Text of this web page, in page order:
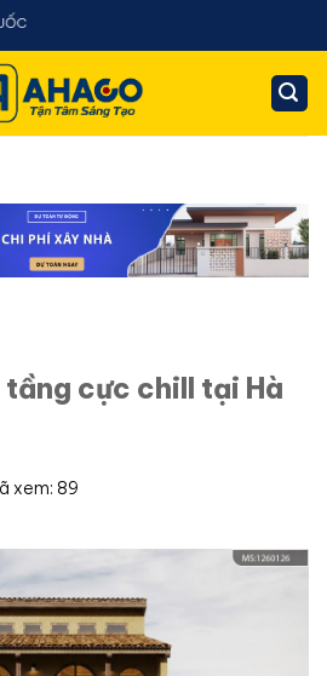
cực chill tại Hà
xem: 89